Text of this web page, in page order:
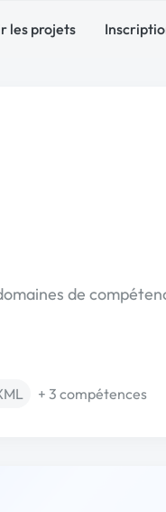
les projets
de
+ 3 compétences